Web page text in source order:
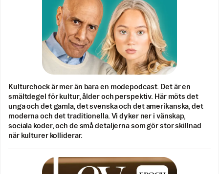
Kulturchock är mer än bara en modepodcast. Det är en
smältdegel för kultur, ålder och perspektiv. Här möts det
unga och det gamla, det svenska och det amerikanska, det
moderna och det traditionella. Vi dyker ner i vänskap,
sociala koder, och de små detaljerna som gör stor skillnad
när kulturer kolliderar.